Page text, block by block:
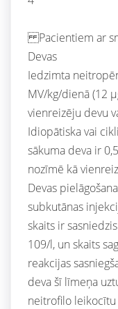
Pacientiem ar
Devas
Iedzimta
MV/kg/dienā (12
vienreizēju devu
Idiopātiska vai
sākuma deva ir
nozīmē kā
Devas
subkutānas
skaits ir
109/l, un skaits
reakcijas
deva šī līmeņa
neitrofilo leikocītu